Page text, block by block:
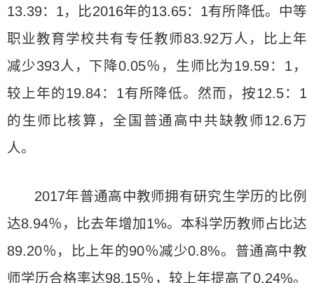
13.39：1，比2016年的13.65：1有所降低。中等
职业教育学校共有专任教师83.92万人，比上年
减少393人，下降0.05％，生师比为19.59：1，
较上年的19.84：1有所降低。然而，按12.5：1
的生师比核算，全国普通高中共缺教师12.6万
人。
2017年普通高中教师拥有研究生学历的比例
达8.94％，比去年增加1%。本科学历教师占比达
89.20％，比上年的90％减少0.8%。普通高中教
师学历合格率达98.15％，较上年提高了0.24%。